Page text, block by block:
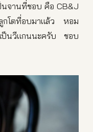
นจานที่ชอบ คือ CB&J
กโตที่อบมาแล้ว หอม
ป็นวีแกนนะครับ ชอบ